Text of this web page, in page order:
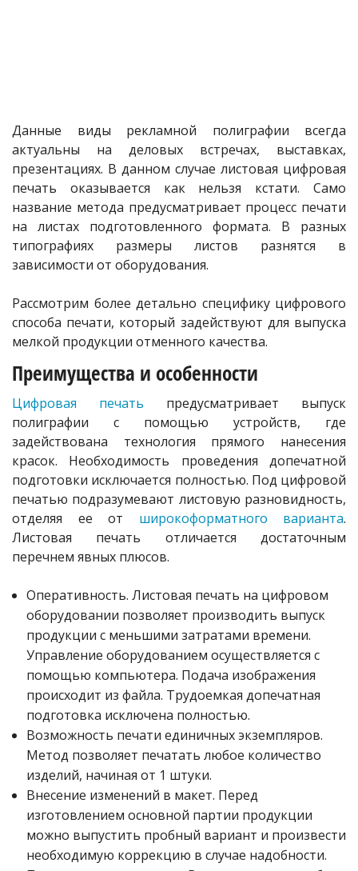
Данные виды рекламной полиграфии всегда
актуальны на деловых встречах, выставках,
презентациях. В данном случае листовая цифровая
печать оказывается как нельзя кстати. Само
название метода предусматривает процесс печати
на листах подготовленного формата. В разных
типографиях размеры листов разнятся в
зависимости от оборудования.
Рассмотрим более детально специфику цифрового
способа печати, который задействуют для выпуска
мелкой продукции отменного качества.
Преимущества и особенности
Цифровая печать предусматривает выпуск
полиграфии с помощью устройств, где
задействована технология прямого нанесения
красок. Необходимость проведения допечатной
подготовки исключается полностью. Под цифровой
печатью подразумевают листовую разновидность,
отделяя ее от широкоформатного варианта.
Листовая печать отличается достаточным
перечнем явных плюсов.
Оперативность. Листовая печать на цифровом
оборудовании позволяет производить выпуск
продукции с меньшими затратами времени.
Управление оборудованием осуществляется с
помощью компьютера. Подача изображения
происходит из файла. Трудоемкая допечатная
подготовка исключена полностью.
Возможность печати единичных экземпляров.
Метод позволяет печатать любое количество
изделий, начиная от 1 штуки.
Внесение изменений в макет. Перед
изготовлением основной партии продукции
можно выпустить пробный вариант и произвести
необходимую коррекцию в случае надобности.